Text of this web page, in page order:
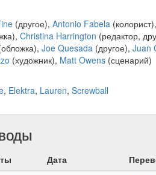
(другое), Antonio Fabela
Christina Harrington (редактор,
Joe Quesada (другое), Juan
(художник), Matt Owens (сценарий)
, Elektra, Lauren, Screwball
Дата